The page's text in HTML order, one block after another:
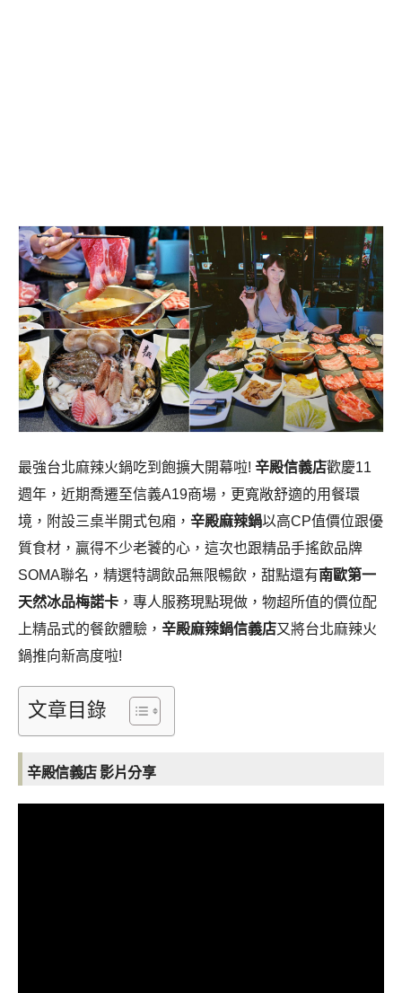
最強台北麻辣火鍋吃到飽擴大開幕啦! 辛殿信義店歡慶11
週年，近期喬遷至信義A19商場，更寬敞舒適的用餐環
境，附設三桌半開式包廂， 辛殿麻辣鍋以高CP值價位跟優
質食材，贏得不少老饕的心，這次也跟精品手搖飲品牌
SOMA聯名，精選特調飲品無限暢飲，甜點還有南歐第一
天然冰品梅諾卡 ，專人服務現點現做，物超所值的價位配
上精品式的餐飲體驗， 辛殿麻辣鍋信義店又將台北麻辣火
鍋推向新高度啦!
文章目錄
辛殿信義店 影片分享